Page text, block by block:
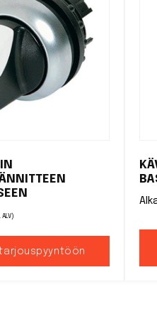
tarjouspyyntöön